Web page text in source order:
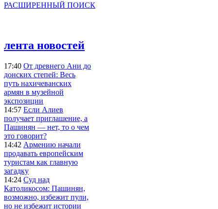
РАСШИРЕННЫЙ ПОИСК
лента новостей
17:40 От древнего Ани до
донских степей: Весь
путь нахичеванских
армян в музейной
экспозиции
14:57 Если Алиев
получает приглашение, а
Пашинян — нет, то о чем
это говорит?
14:42 Армению начали
продавать европейским
туристам как главную
загадку
14:24 Суд над
Католикосом: Пашинян,
возможно, избежит пули,
но не избежит истории